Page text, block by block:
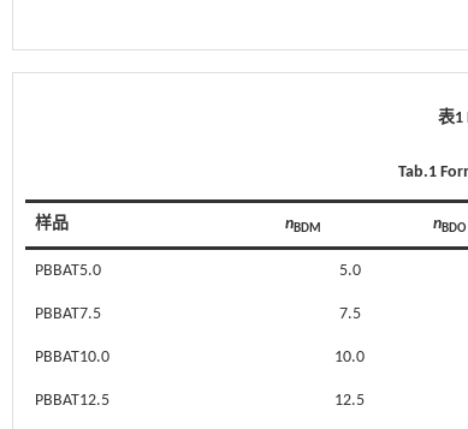
表1
Tab.1
样品 nBDM nBDO
PBBAT5.0 5.0
PBBAT7.5 7.5
PBBAT10.0 10.0
PBBAT12.5 12.5